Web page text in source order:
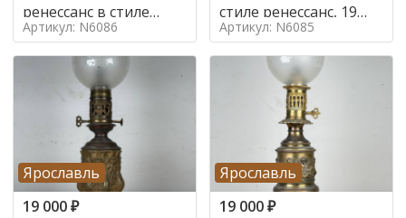
ренессанс в стиле
ренессанс,
Артикул: N6086
стиле ренессанс, 19
век
Артикул: N6085
Ярославль
19 000₽
Ярославль
19 000₽